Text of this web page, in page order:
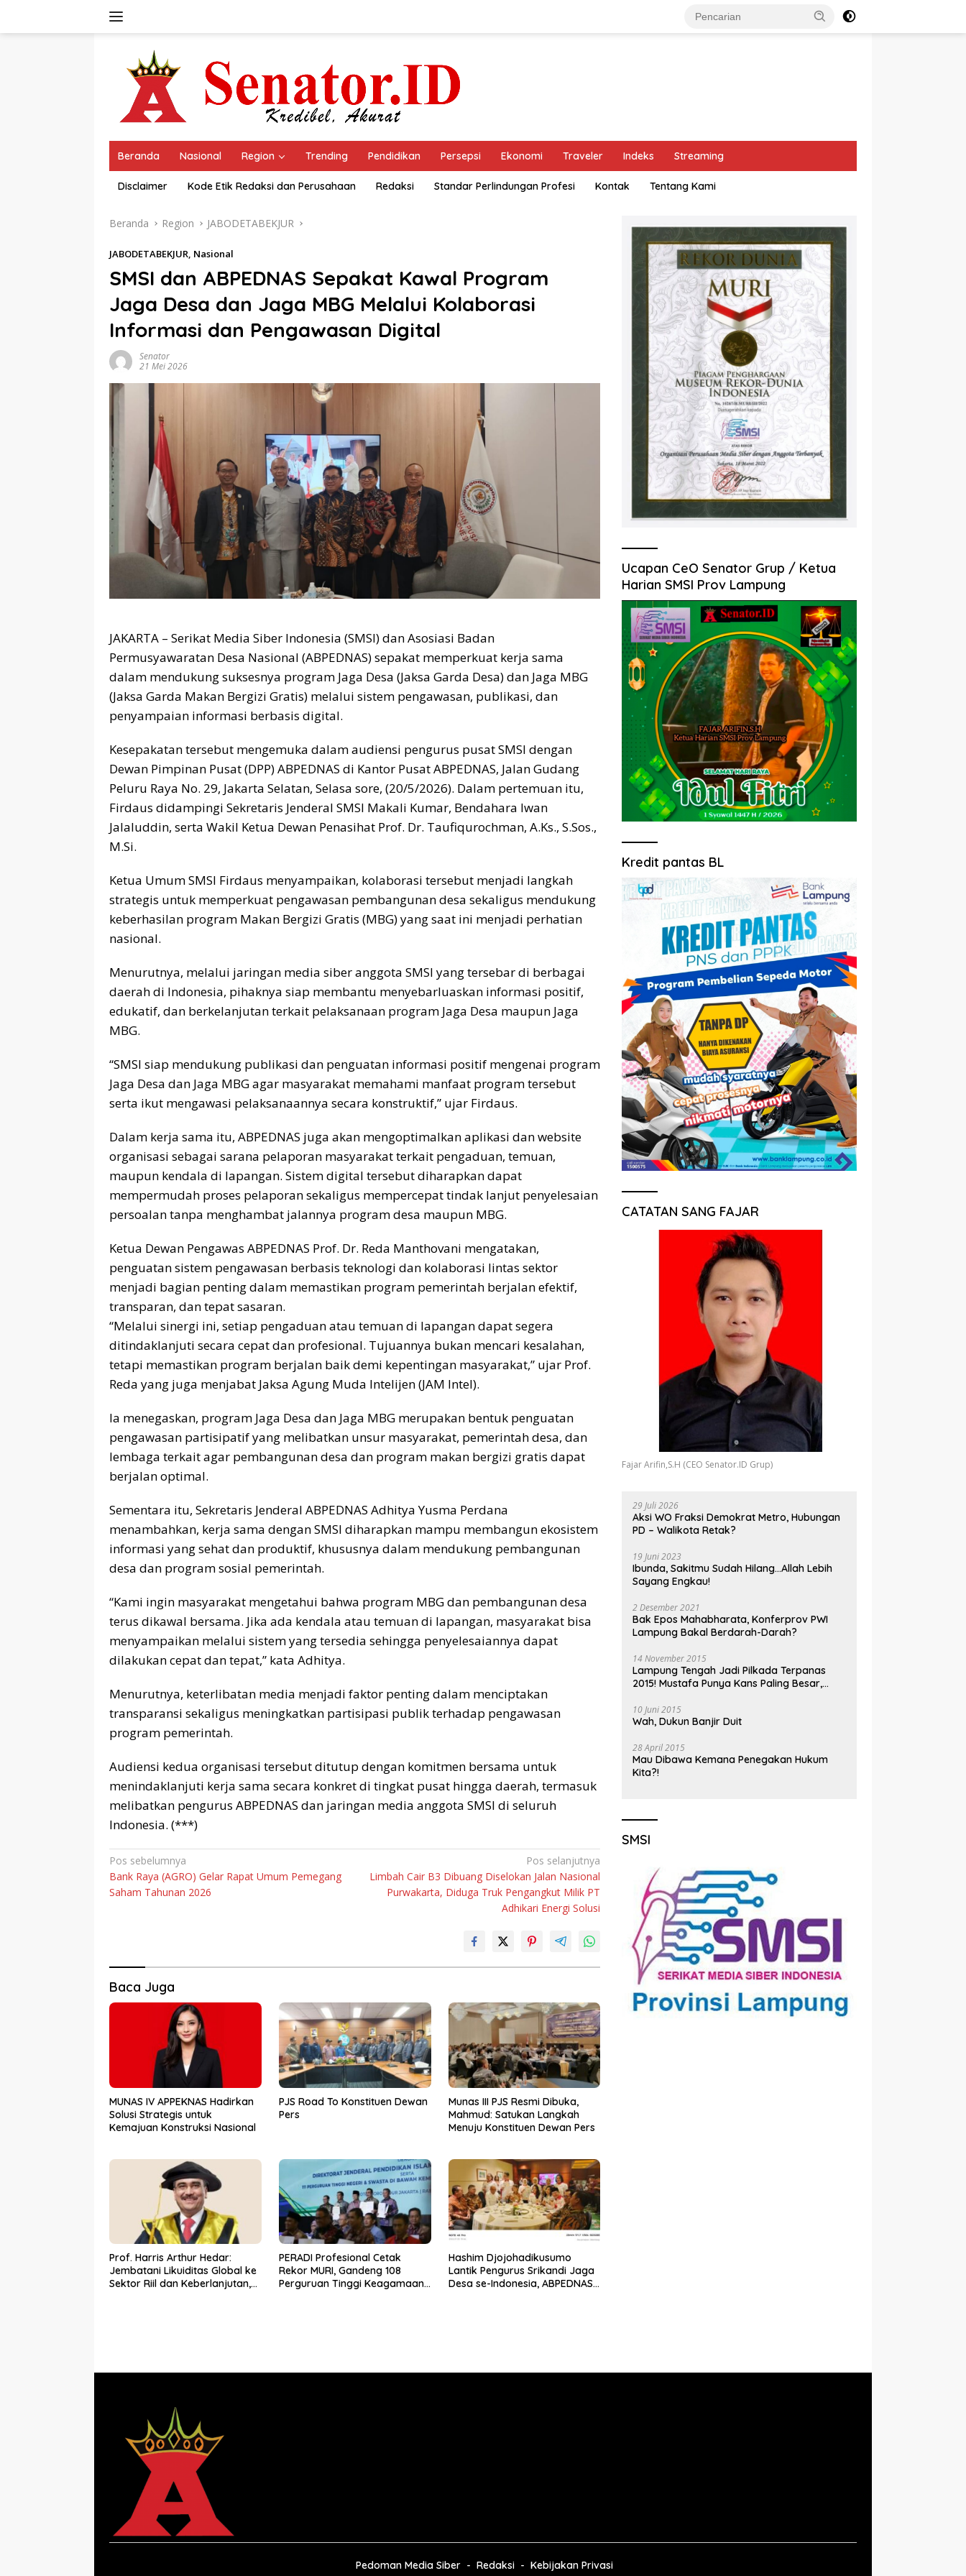
Beranda Nasional Region Trending Pendidikan Persepsi Ekonomi Traveler Indeks Streaming
Disclaimer Kode Etik Redaksi dan Perusahaan Redaksi Standar Perlindungan Profesi Kontak Tentang Kami
Beranda Region JABODETABEKJUR
JABODETABEKJUR, Nasional
SMSI dan ABPEDNAS Sepakat Kawal Program
Jaga Desa dan Jaga MBG Melalui Kolaborasi
Informasi dan Pengawasan Digital
Senator
21 Mei 2026
JAKARTA – Serikat Media Siber Indonesia (SMSI) dan Asosiasi Badan
Permusyawaratan Desa Nasional (ABPEDNAS) sepakat memperkuat kerja sama
dalam mendukung suksesnya program Jaga Desa (Jaksa Garda Desa) dan Jaga MBG
(Jaksa Garda Makan Bergizi Gratis) melalui sistem pengawasan, publikasi, dan
penyampaian informasi berbasis digital.
Kesepakatan tersebut mengemuka dalam audiensi pengurus pusat SMSI dengan
Dewan Pimpinan Pusat (DPP) ABPEDNAS di Kantor Pusat ABPEDNAS, Jalan Gudang
Peluru Raya No. 29, Jakarta Selatan, Selasa sore, (20/5/2026). Dalam pertemuan itu,
Firdaus didampingi Sekretaris Jenderal SMSI Makali Kumar, Bendahara Iwan
Jalaluddin, serta Wakil Ketua Dewan Penasihat Prof. Dr. Taufiqurochman, A.Ks., S.Sos.,
M.Si.
Ketua Umum SMSI Firdaus menyampaikan, kolaborasi tersebut menjadi langkah
strategis untuk memperkuat pengawasan pembangunan desa sekaligus mendukung
keberhasilan program Makan Bergizi Gratis (MBG) yang saat ini menjadi perhatian
nasional.
Menurutnya, melalui jaringan media siber anggota SMSI yang tersebar di berbagai
daerah di Indonesia, pihaknya siap membantu menyebarluaskan informasi positif,
edukatif, dan berkelanjutan terkait pelaksanaan program Jaga Desa maupun Jaga
MBG.
“SMSI siap mendukung publikasi dan penguatan informasi positif mengenai program
Jaga Desa dan Jaga MBG agar masyarakat memahami manfaat program tersebut
serta ikut mengawasi pelaksanaannya secara konstruktif,” ujar Firdaus.
Dalam kerja sama itu, ABPEDNAS juga akan mengoptimalkan aplikasi dan website
organisasi sebagai sarana pelaporan masyarakat terkait pengaduan, temuan,
maupun kendala di lapangan. Sistem digital tersebut diharapkan dapat
mempermudah proses pelaporan sekaligus mempercepat tindak lanjut penyelesaian
persoalan tanpa menghambat jalannya program desa maupun MBG.
Ketua Dewan Pengawas ABPEDNAS Prof. Dr. Reda Manthovani mengatakan,
penguatan sistem pengawasan berbasis teknologi dan kolaborasi lintas sektor
menjadi bagian penting dalam memastikan program pemerintah berjalan efektif,
transparan, dan tepat sasaran.
“Melalui sinergi ini, setiap pengaduan atau temuan di lapangan dapat segera
ditindaklanjuti secara cepat dan profesional. Tujuannya bukan mencari kesalahan,
tetapi memastikan program berjalan baik demi kepentingan masyarakat,” ujar Prof.
Reda yang juga menjabat Jaksa Agung Muda Intelijen (JAM Intel).
Ia menegaskan, program Jaga Desa dan Jaga MBG merupakan bentuk penguatan
pengawasan partisipatif yang melibatkan unsur masyarakat, pemerintah desa, dan
lembaga terkait agar pembangunan desa dan program makan bergizi gratis dapat
berjalan optimal.
Sementara itu, Sekretaris Jenderal ABPEDNAS Adhitya Yusma Perdana
menambahkan, kerja sama dengan SMSI diharapkan mampu membangun ekosistem
informasi yang sehat dan produktif, khususnya dalam mendukung pembangunan
desa dan program sosial pemerintah.
“Kami ingin masyarakat mengetahui bahwa program MBG dan pembangunan desa
terus dikawal bersama. Jika ada kendala atau temuan di lapangan, masyarakat bisa
menyampaikan melalui sistem yang tersedia sehingga penyelesaiannya dapat
dilakukan cepat dan tepat,” kata Adhitya.
Menurutnya, keterlibatan media menjadi faktor penting dalam menciptakan
transparansi sekaligus meningkatkan partisipasi publik terhadap pengawasan
program pemerintah.
Audiensi kedua organisasi tersebut ditutup dengan komitmen bersama untuk
menindaklanjuti kerja sama secara konkret di tingkat pusat hingga daerah, termasuk
melibatkan pengurus ABPEDNAS dan jaringan media anggota SMSI di seluruh
Indonesia. (***)
Navigasi
pos
Pos sebelumnya
Bank Raya (AGRO) Gelar Rapat Umum Pemegang
Saham Tahunan 2026
Pos selanjutnya
Limbah Cair B3 Dibuang Diselokan Jalan Nasional
Purwakarta, Diduga Truk Pengangkut Milik PT
Adhikari Energi Solusi
Baca Juga
MUNAS IV APPEKNAS Hadirkan
Solusi Strategis untuk
Kemajuan Konstruksi Nasional
PJS Road To Konstituen Dewan
Pers
Munas III PJS Resmi Dibuka,
Mahmud: Satukan Langkah
Menuju Konstituen Dewan Pers
Prof. Harris Arthur Hedar:
Jembatani Likuiditas Global ke
Sektor Riil dan Keberlanjutan,
PERADI Profesional Cetak
Rekor MURI, Gandeng 108
Perguruan Tinggi Keagamaan
Hashim Djojohadikusumo
Lantik Pengurus Srikandi Jaga
Desa se-Indonesia, ABPEDNAS
Ucapan CeO Senator Grup / Ketua
Harian SMSI Prov Lampung
Kredit pantas BL
CATATAN SANG FAJAR
Fajar Arifin,S.H (CEO Senator.ID Grup)
29 Juli 2026
Aksi WO Fraksi Demokrat Metro, Hubungan
PD – Walikota Retak?
19 Juni 2023
Ibunda, Sakitmu Sudah Hilang…Allah Lebih
Sayang Engkau!
2 Desember 2021
Bak Epos Mahabharata, Konferprov PWI
Lampung Bakal Berdarah-Darah?
14 November 2015
Lampung Tengah Jadi Pilkada Terpanas
2015! Mustafa Punya Kans Paling Besar,
10 Juni 2015
Wah, Dukun Banjir Duit
28 April 2015
Mau Dibawa Kemana Penegakan Hukum
Kita?!
SMSI
Pedoman Media Siber Redaksi Kebijakan Privasi